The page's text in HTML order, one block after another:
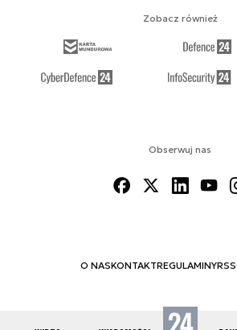
Obserwuj nas
O NASKONTAKTREGULAMINYRSS
Zobacz również